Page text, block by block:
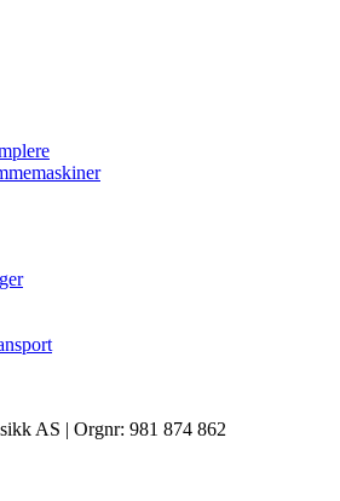
AS | Orgnr: 981 874 862